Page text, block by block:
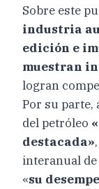
Sobre este
industria
edición e
muestran
logran
Por su parte,
del petróleo
destacada»
interanual de
«su